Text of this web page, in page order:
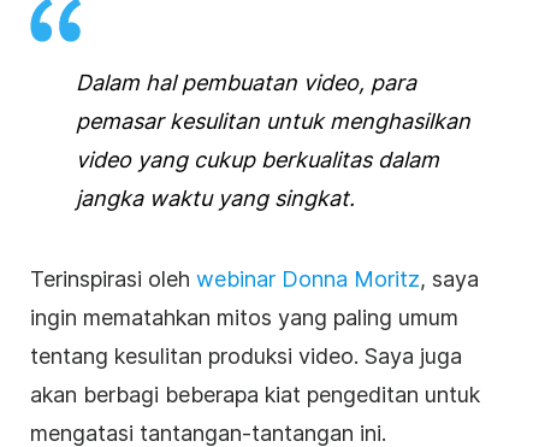
Dalam halpembuatan video, para
pemasar kesulitan untuk menghasilkan
video yang cukup berkualitas dalam
jangka waktu yang singkat.
Terinspirasi oleh webinar Donna Moritz, saya
ingin mematahkan mitos yang paling umum
tentang kesulitan produksi video. Saya juga
akan berbagi beberapa kiat pengeditan untuk
mengatasi tantangan-tantangan ini.